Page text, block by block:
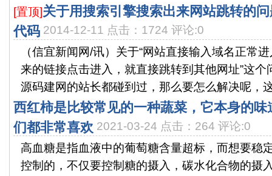
[置顶]关于用搜索引擎搜索出来网站跳转的
代码 2014-12-11 点击：1724 评论:0
（信宜新闻网/讯）关于“网站直接输入域名正常
来的链接点击进入，就直接跳转到其他网址”这
源码建网的站长都碰到过，那么要怎么解决呢，
西红柿是比较常见的一种蔬菜，它本身的
们都非常喜欢 2021-03-24 点击：264 评论:0
高血糖是指血液中的葡萄糖含量超标，而想要稳
控制的，不仅要控制糖的摄入，碳水化合物的摄